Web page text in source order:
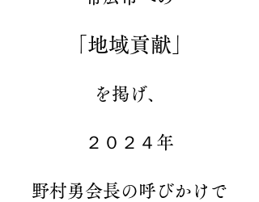
「地域貢献」
を掲げ、
２０２４年
野村勇会長の呼びかけで